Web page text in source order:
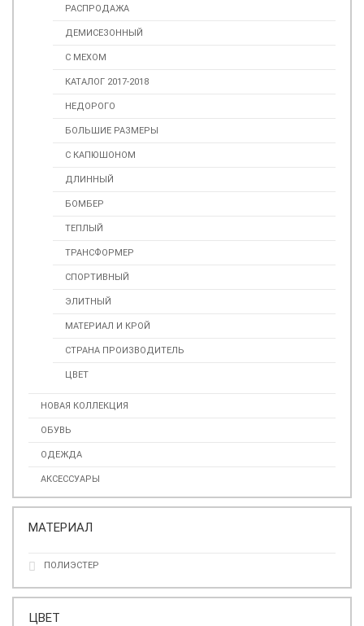
РАСПРОДАЖА
ДЕМИСЕЗОННЫЙ
С МЕХОМ
КАТАЛОГ 2017-2018
НЕДОРОГО
БОЛЬШИЕ РАЗМЕРЫ
С КАПЮШОНОМ
ДЛИННЫЙ
БОМБЕР
ТЕПЛЫЙ
ТРАНСФОРМЕР
СПОРТИВНЫЙ
ЭЛИТНЫЙ
МАТЕРИАЛ И КРОЙ
СТРАНА ПРОИЗВОДИТЕЛЬ
ЦВЕТ
НОВАЯ КОЛЛЕКЦИЯ
ОБУВЬ
ОДЕЖДА
АКСЕССУАРЫ
МАТЕРИАЛ
ПОЛИЭСТЕР
ЦВЕТ